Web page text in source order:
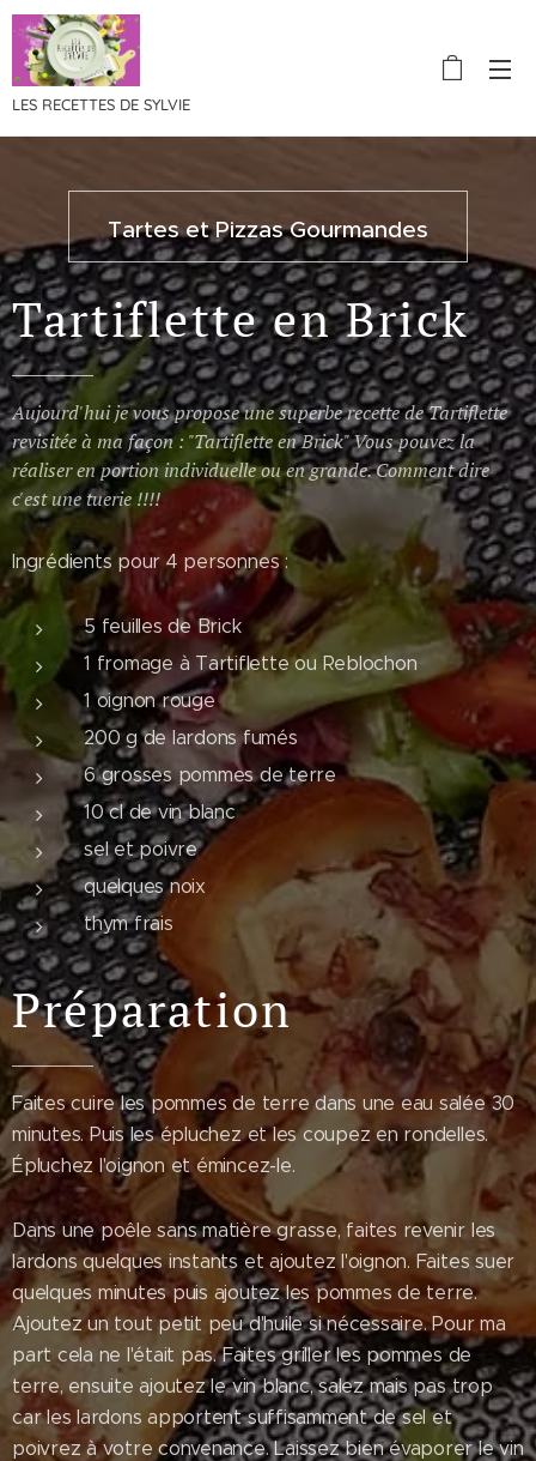
LES RECETTES DE SYLVIE
Tartes et Pizzas Gourmandes
Tartiflette en Brick
Aujourd'hui je vous propose une superbe recette de Tartiflette
revisitée à ma façon : "Tartiflette en Brick" Vous pouvez la
réaliser en portion individuelle ou en grande. Comment dire
c'est une tuerie !!!!
Ingrédients pour 4 personnes :
5 feuilles de Brick
1 fromage à Tartiflette ou Reblochon
1 oignon rouge
200 g de lardons fumés
6 grosses pommes de terre
10 cl de vin blanc
sel et poivre
quelques noix
thym frais
Préparation
Faites cuire les pommes de terre dans une eau salée 30
minutes. Puis les épluchez et les coupez en rondelles.
Épluchez l'oignon et émincez-le.
Dans une poêle sans matière grasse, faites revenir les
lardons quelques instants et ajoutez l'oignon. Faites suer
quelques minutes puis ajoutez les pommes de terre.
Ajoutez un tout petit peu d'huile si nécessaire. Pour ma
part cela ne l'était pas. Faites griller les pommes de
terre, ensuite ajoutez le vin blanc, salez mais pas trop
car les lardons apportent suffisamment de sel et
poivrez à votre convenance. Laissez bien évaporer le vin